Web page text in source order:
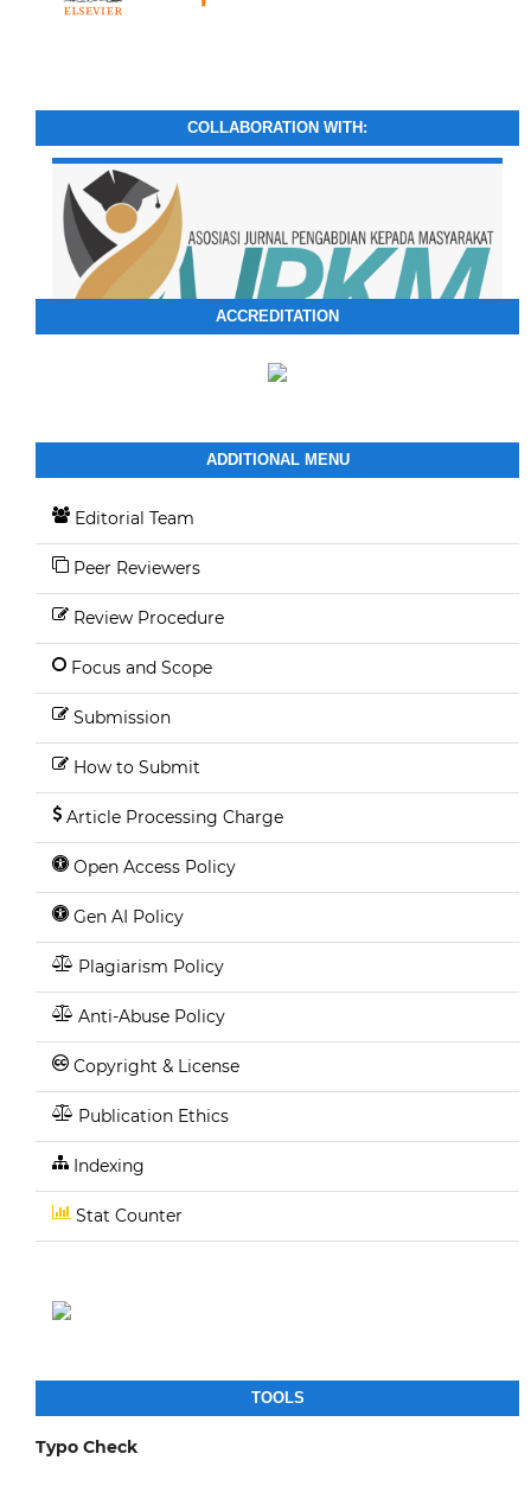
COLLABORATION WITH:
ACCREDITATION
ADDITIONAL MENU
Editorial Team
Peer Reviewers
Review Procedure
Focus and Scope
Submission
How to Submit
Article Processing Charge
Open Access Policy
Gen AI Policy
Plagiarism Policy
Anti-Abuse Policy
Copyright & License
Publication Ethics
Indexing
Stat Counter
TOOLS
Typo Check